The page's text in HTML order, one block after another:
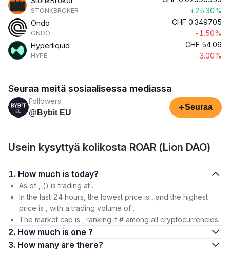
STONKBROKER
+25.30%
Ondo
ONDO
CHF 0.349705
-1.50%
Hyperliquid
HYPE
CHF 54.06
-3.00%
Seuraa meitä sosiaalisessa mediassa
Followers
@Bybit EU
+Seuraa
Usein kysyttyä kolikosta ROAR (Lion DAO)
1. How much is today?
As of , () is trading at .
In the last 24 hours, the lowest price is , and the highest
price is , with a trading volume of .
The market cap is , ranking it # among all cryptocurrencies.
2. How much is one ?
3. How many are there?